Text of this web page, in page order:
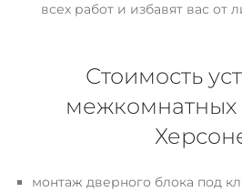
всех работ и избавят вас от
Стоимость
межкомнатных
монтаж дверного блока под